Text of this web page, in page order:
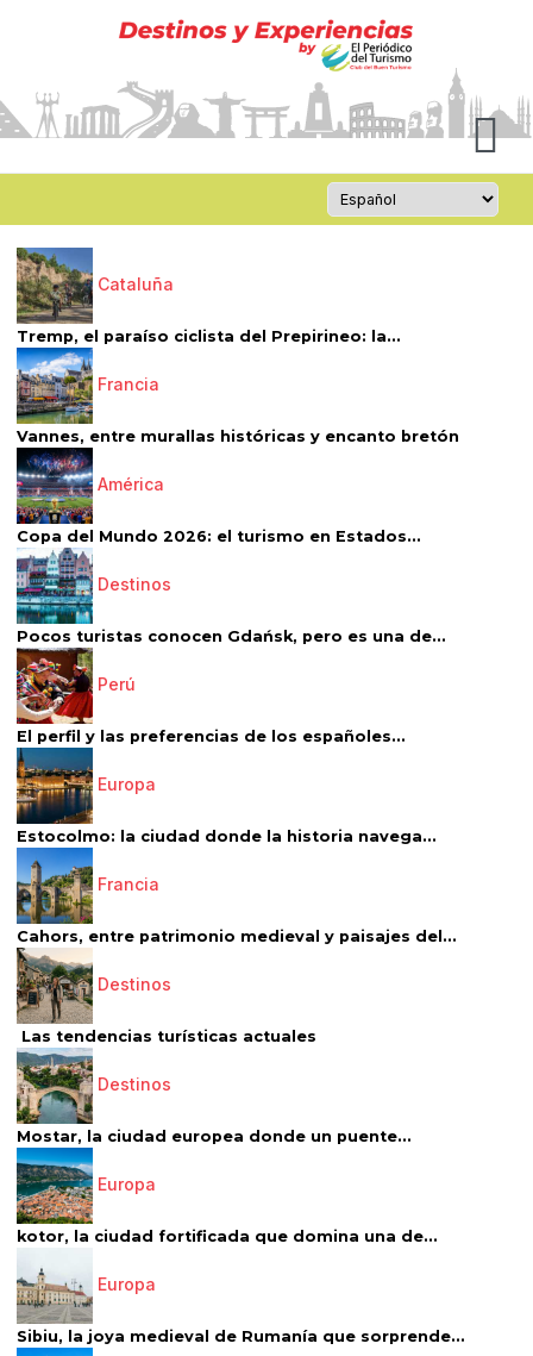
Cataluña
Tremp, el paraíso ciclista del Prepirineo: la...
Francia
Vannes, entre murallas históricas y encanto bretón
América
Copa del Mundo 2026: el turismo en Estados...
Destinos
Pocos turistas conocen Gdańsk, pero es una de...
Perú
El perfil y las preferencias de los españoles...
Europa
Estocolmo: la ciudad donde la historia navega...
Francia
Cahors, entre patrimonio medieval y paisajes del...
Destinos
Las tendencias turísticas actuales
Destinos
Mostar, la ciudad europea donde un puente...
Europa
kotor, la ciudad fortificada que domina una de...
Europa
Sibiu, la joya medieval de Rumanía que sorprende...